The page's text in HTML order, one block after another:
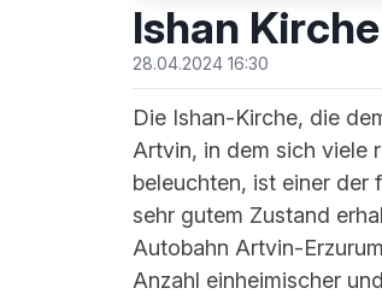
Ishan Kirche
28.04.2024 16:30
Die Ishan-Kirche, die
Artvin, in dem sich viele
beleuchten, ist einer der
sehr gutem Zustand
Autobahn Artvin-
Anzahl einheimischer